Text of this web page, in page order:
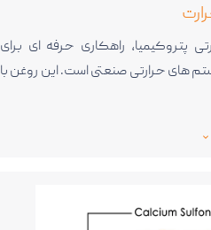
پتروکیمیا، راهکاری حرفه ای برای
های حرارتی صنعتی است. این روغن با